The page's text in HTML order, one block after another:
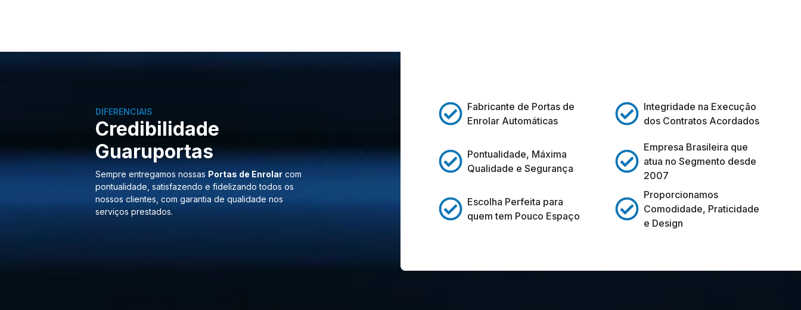
DIFERENCIAIS
Credibilidade
Guaruportas
Sempre entregamos nossas Portas de Enrolar com
pontualidade, satisfazendo e fidelizando todos os
nossos clientes, com garantia de qualidade nos
serviços prestados.
Fabricante de Portas de
Enrolar Automáticas
Pontualidade, Máxima
Qualidade e Segurança
Escolha Perfeita para
quem tem Pouco Espaço
Integridade na Execução
dos Contratos Acordados
Empresa Brasileira que
atua no Segmento desde
2007
Proporcionamos
Comodidade, Praticidade
e Design